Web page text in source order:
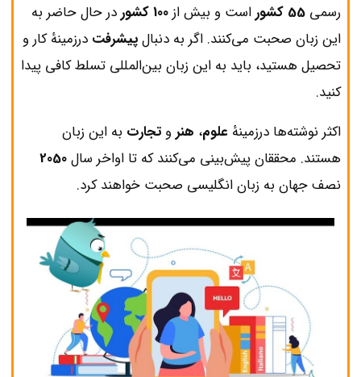
رسمی 55 کشور است و بیش از
در حال حاضر به
این زبان صحبت می‌کنند. اگر به دنبالپیشرفت درزمینهٔ کار و
تحصیل هستید، باید به این زبان بین‌المللی تسلط کافی پیدا
کنید.
اکثر نوشته‌ها درزمینهٔ علوم، هنر و تجارت به این زبان
هستند. محققان پیش‌بینی می‌کنند که تا اواخر سال2050
نصف جهان به زبان انگلیسی صحبت خواهند کرد.